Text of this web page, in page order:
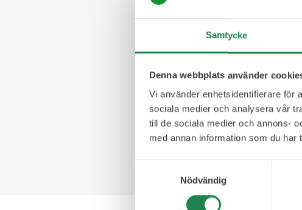
Samtycke
Denna webbplats använder
Vi använder enhetsidentifierare för
sociala medier och analysera vår
till de sociala medier och annons-
med annan information som du
Nödvändig
symboler vill vi att ni skall
Konturskuret piktogram i
eller smutsig så ökar risken